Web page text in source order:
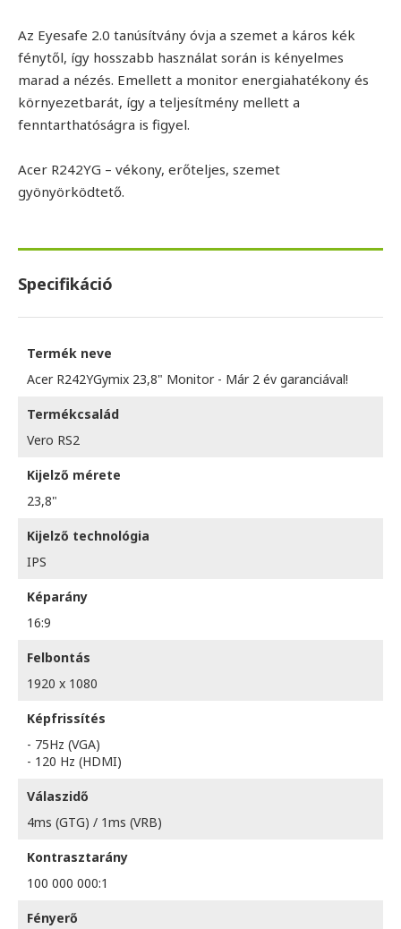
Az Eyesafe 2.0 tanúsítvány óvja a szemet a káros kék
fénytől, így hosszabb használat során is kényelmes
marad a nézés. Emellett a monitor energiahatékony és
környezetbarát, így a teljesítmény mellett a
fenntarthatóságra is figyel.
Acer R242YG – vékony, erőteljes, szemet
gyönyörködtető.
Specifikáció
Termék neve
Acer R242YGymix 23,8" Monitor - Már 2 év garanciával!
Termékcsalád
Vero RS2
Kijelző mérete
23,8"
Kijelző technológia
IPS
Képarány
16:9
Felbontás
1920 x 1080
Képfrissítés
- 75Hz (VGA)
- 120 Hz (HDMI)
Válaszidő
4ms (GTG) / 1ms (VRB)
Kontrasztarány
100 000 000:1
Fényerő